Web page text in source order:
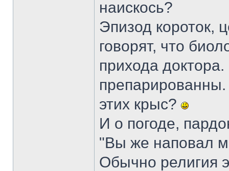
наискось?
Эпизод короток,
говорят, что
прихода
препарированны.
этих крыс?
И о погоде,
"Вы же наповал
Обычно религия